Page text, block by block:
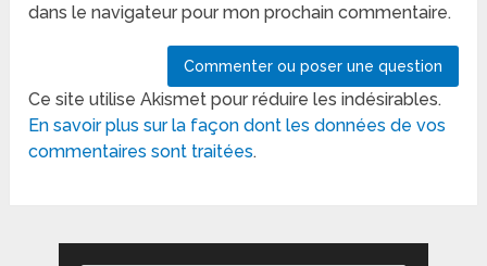
dans le navigateur pour mon prochain commentaire.
Ce site utilise Akismet pour réduire les indésirables.
En savoir plus sur la façon dont les données de vos
commentaires sont traitées.